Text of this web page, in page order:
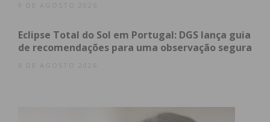
O suspeito foi constituído arguido e o caso foi já
respetivas medidas de coação.
9 DE AGOSTO 2026
Eclipse Total do Sol em Portugal: DGS lança guia
de recomendações para uma observação segura
9 DE AGOSTO 2026